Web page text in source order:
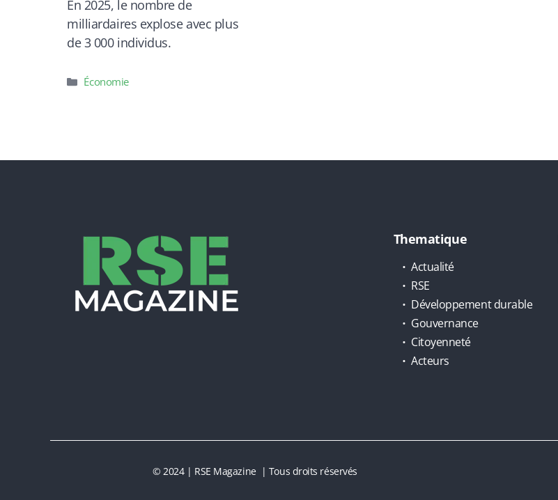
En 2025, le nombre de
milliardaires explose avec plus
de 3 000 individus.
Catégories
Économie
Thematique
Actualité
RSE
Développement durable
Gouvernance
Citoyenneté
Acteurs
© 2024 | RSE Magazine | Tous droits réservés